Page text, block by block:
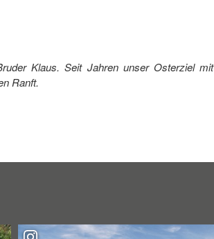
Klaus. Seit Jahren unser Osterziel mit
Ranft.